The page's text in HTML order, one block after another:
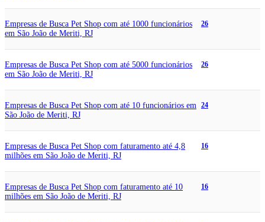
Empresas de Busca Pet Shop com até 1000 funcionários
em São João de Meriti, RJ
26
Empresas de Busca Pet Shop com até 5000 funcionários
em São João de Meriti, RJ
26
Empresas de Busca Pet Shop com até 10 funcionários em
São João de Meriti, RJ
24
Empresas de Busca Pet Shop com faturamento até 4,8
milhões em São João de Meriti, RJ
16
Empresas de Busca Pet Shop com faturamento até 10
milhões em São João de Meriti, RJ
16